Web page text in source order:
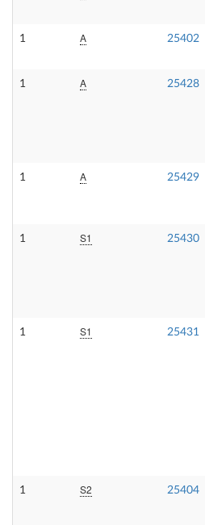
1 A 25402
1 A 25428
1 A 25429
1 S1 25430
1 S1 25431
1 S2 25404